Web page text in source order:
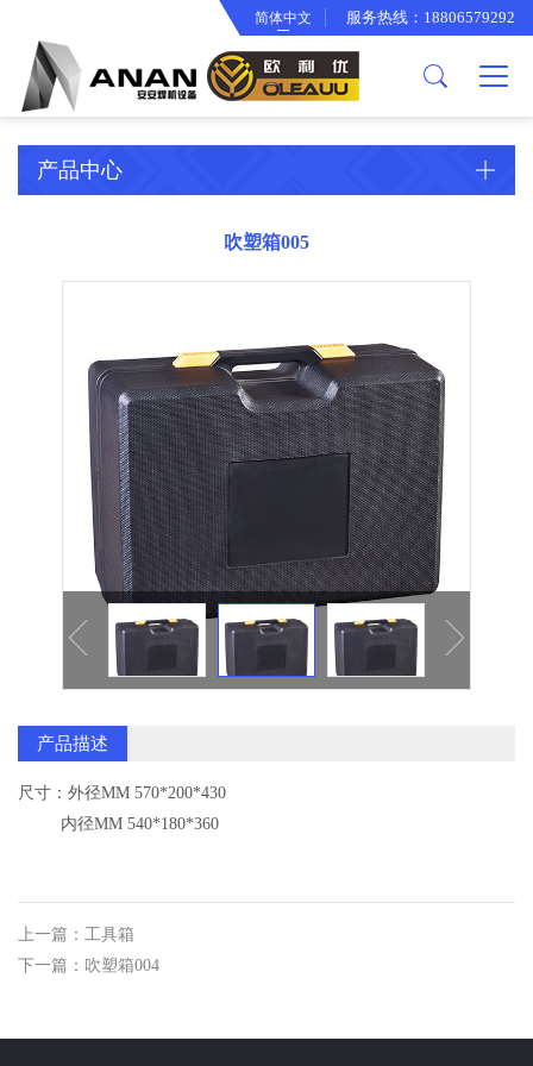
关于我们
公司简介
企业文化
合作伙伴
产品中心
逆变焊机工具箱
面罩系列
渣锤系列
电子线束系列
骨架系列
接地夹系列
逆变焊机面板系列
塑料配件系列
塑料拼装地板
欧利优产品
智能冷却水箱
简体中文 服务热线：18806579292
产品中心
吹塑箱005
产品描述
尺寸：外径MM 570*200*430
内径MM 540*180*360
上一篇：工具箱
下一篇：吹塑箱004